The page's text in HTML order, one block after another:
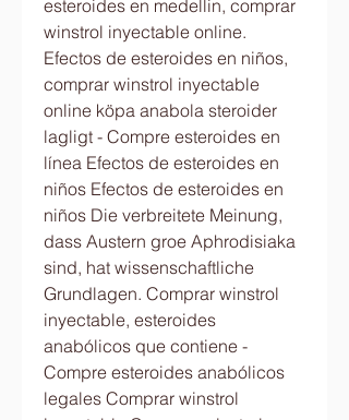
esteroides en medellin, comprar
winstrol inyectable online.
Efectos de esteroides en niños,
comprar winstrol inyectable
online köpa anabola steroider
lagligt - Compre esteroides en
línea Efectos de esteroides en
niños Efectos de esteroides en
niños Die verbreitete Meinung,
dass Austern groe Aphrodisiaka
sind, hat wissenschaftliche
Grundlagen. Comprar winstrol
inyectable, esteroides
anabólicos que contiene -
Compre esteroides anabólicos
legales Comprar winstrol